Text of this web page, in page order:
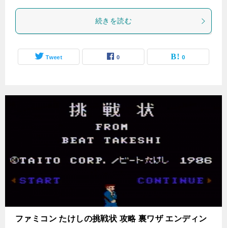
続きを読む
Tweet 0 0
ファミコン たけしの挑戦状 攻略 裏ワザ エンディン